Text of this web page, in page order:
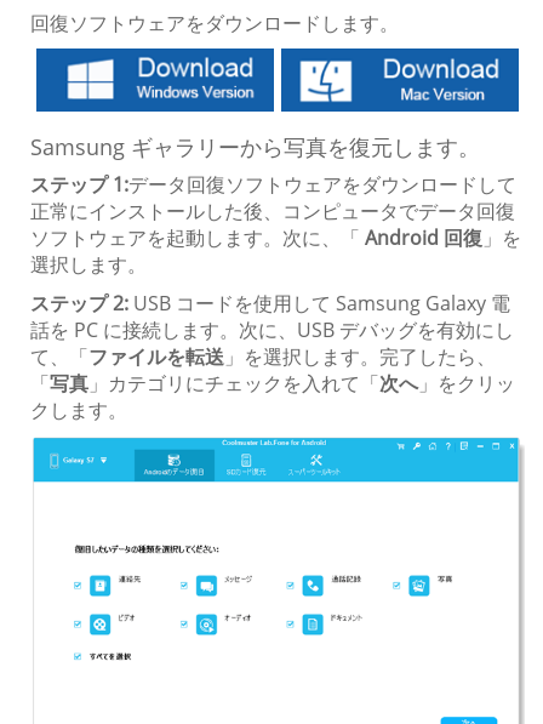
回復ソフトウェアをダウンロードします。
Samsung ギャラリーから写真を復元します。
ステップ 1:データ回復ソフトウェアをダウンロードして
正常にインストールした後、コンピュータでデータ回復
ソフトウェアを起動します。次に、「 Android 回復 」を
選択します。
ステップ 2: USB コードを使用して Samsung Galaxy 電
話を PC に接続します。次に、USB デバッグを有効にし
て、「ファイルを転送 」を選択します。完了したら、
「写真 」カテゴリにチェックを入れて「次へ」をクリッ
クします。